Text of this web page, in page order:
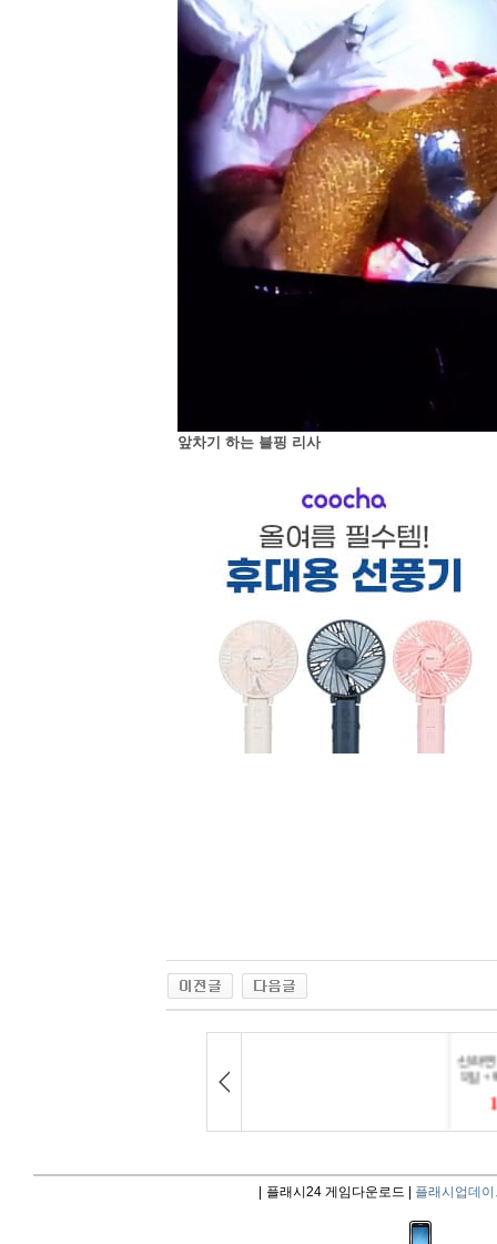
앞차기 하는 블핑 리사
플래시24 게임다운로드 | 플래시업데이